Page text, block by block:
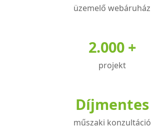
ki
üzemelő webáruház
2.000 +
projekt
Díjmentes
műszaki konzultáció